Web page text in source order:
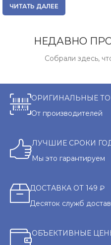
ЧИТАТЬ ДАЛЕЕ
НЕДАВНО
Собрали здесь,
ОРИГИНАЛЬНЫЕ
От производителей
ЛУЧШИЕ СРОКИ
Мы это гарантируем
ДОСТАВКА ОТ 149 ₽
Десяток служб
ОБЪЕКТИВНЫЕ